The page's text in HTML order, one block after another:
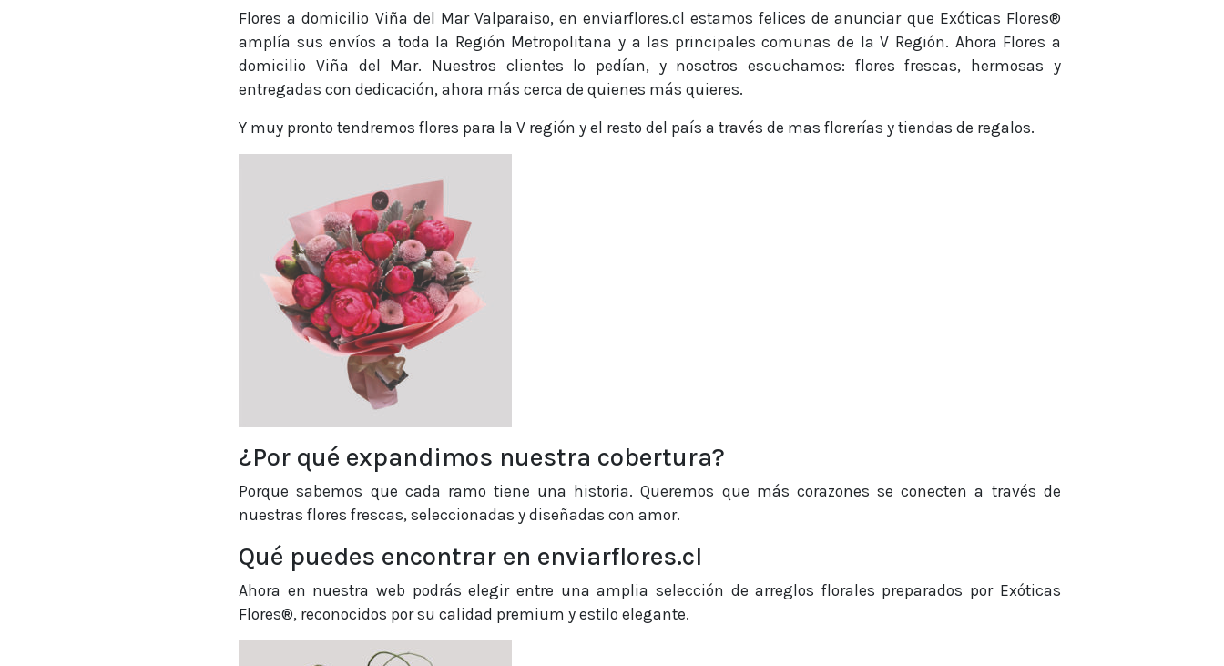
Flores a domicilio Viña del Mar Valparaiso, en enviarflores.cl estamos felices de anunciar que Exóticas Flores®
amplía sus envíos a toda la Región Metropolitana y a las principales comunas de la V Región. Ahora Flores a
domicilio Viña del Mar. Nuestros clientes lo pedían, y nosotros escuchamos: flores frescas, hermosas y
entregadas con dedicación, ahora más cerca de quienes más quieres.
Y muy pronto tendremos flores para la V región y el resto del país a través de mas florerías y tiendas de regalos.
¿Por qué expandimos nuestra cobertura?
Porque sabemos que cada ramo tiene una historia. Queremos que más corazones se conecten a través de
nuestras flores frescas, seleccionadas y diseñadas con amor.
Qué puedes encontrar en enviarflores.cl
Ahora en nuestra web podrás elegir entre una amplia selección de arreglos florales preparados por Exóticas
Flores®, reconocidos por su calidad premium y estilo elegante.